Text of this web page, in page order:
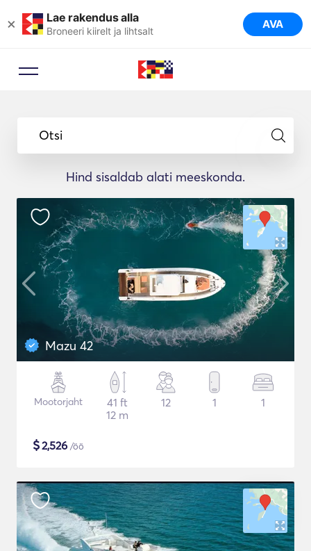
× Lae rakendus alla
Broneeri kiirelt ja lihtsalt AVA
Otsi
Hind sisaldab alati meeskonda.
Mazu 42
Mootorjaht
41 ft
12 m
12 1 1
$2,526 /öö